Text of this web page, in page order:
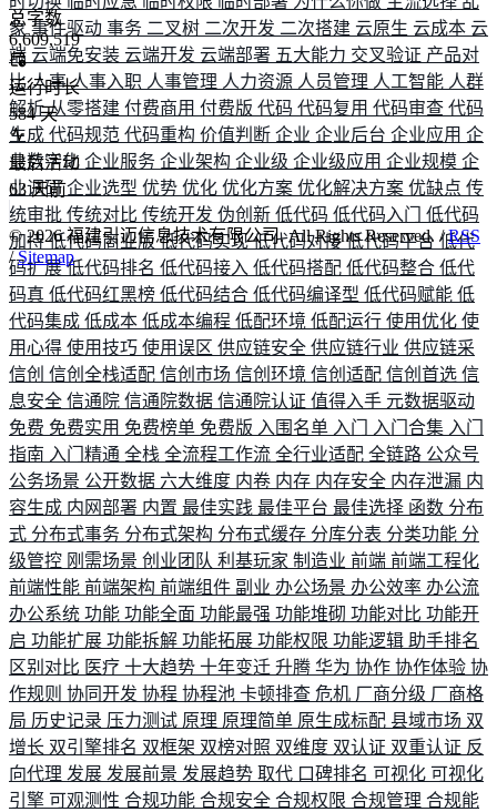
象 事件驱动 事务 二叉树 二次开发 二次搭建 云原生 云成本 云
端 云端免安装 云端开发 云端部署 五大能力 交叉验证 产品对
比人事人事入职 人事管理 人力资源 人员管理 人工智能 人群
解析从零搭建 付费商用 付费版 代码 代码复用 代码审查 代码
生成 代码规范 代码重构 价值判断 企业 企业后台 企业应用 企
业数字化 企业服务 企业架构 企业级 企业级应用 企业规模 企
业调研企业选型 优势 优化 优化方案 优化解决方案 优缺点 传
统审批 传统对比 传统开发 伪创新 低代码 低代码入门 低代码
加持低代码商业版低代码实现低代码对接低代码平台 低代
码扩展低代码排名 低代码接入 低代码搭配 低代码整合 低代
码真 低代码红黑榜 低代码结合 低代码编译型 低代码赋能 低
代码集成 低成本 低成本编程 低配环境 低配运行 使用优化 使
用心得 使用技巧 使用误区 供应链安全 供应链行业 供应链采
信创 信创全栈适配 信创市场 信创环境 信创适配 信创首选 信
息安全 信通院 信通院数据 信通院认证 值得入手 元数据驱动
免费 免费实用 免费榜单 免费版 入围名单 入门 入门合集 入门
指南 入门精通 全栈 全流程工作流 全行业适配 全链路 公众号
公务场景 公开数据 六大维度 内卷 内存 内存安全 内存泄漏 内
容生成 内网部署 内置 最佳实践 最佳平台 最佳选择 函数 分布
式 分布式事务 分布式架构 分布式缓存 分库分表 分类功能 分
级管控 刚需场景 创业团队 利基玩家 制造业 前端 前端工程化
前端性能 前端架构 前端组件 副业 办公场景 办公效率 办公流
办公系统 功能 功能全面 功能最强 功能堆砌 功能对比 功能开
启 功能扩展 功能拆解 功能拓展 功能权限 功能逻辑 助手排名
区别对比 医疗 十大趋势 十年变迁 升腾 华为 协作 协作体验 协
作规则 协同开发 协程 协程池 卡顿排查 危机 厂商分级 厂商格
局 历史记录 压力测试 原理 原理简单 原生成标配 县域市场 双
增长 双引擎排名 双框架 双榜对照 双维度 双认证 双重认证 反
向代理 发展 发展前景 发展趋势 取代 口碑排名 可视化 可视化
引擎 可观测性 合规功能 合规安全 合规权限 合规管理 合规能
总字数
6,609,519
运行时长
584 天
最后活动
63 天前
©2026福建引迈信息技术有限公司. All Rights Reserved. /RSS
/Sitemap